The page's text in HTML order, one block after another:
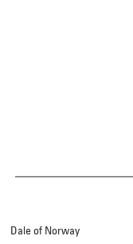
Dale of Norway